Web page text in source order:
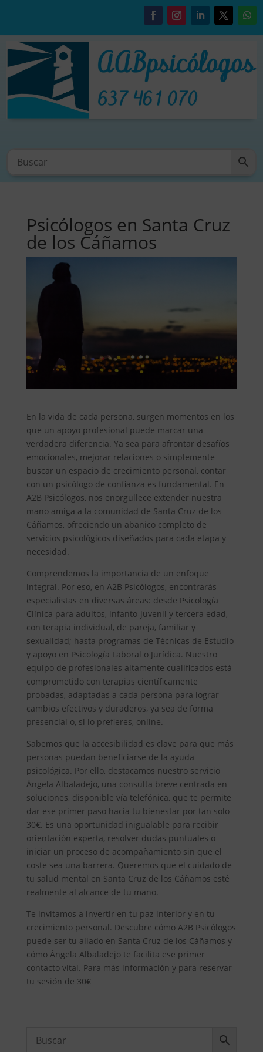
Psicólogos en Santa Cruz
de los Cáñamos
En la vida de cada persona, surgen momentos en los
que un apoyo profesional puede marcar una
verdadera diferencia. Ya sea para afrontar desafíos
emocionales, mejorar relaciones o simplemente
buscar un espacio de crecimiento personal, contar
con un psicólogo de confianza es fundamental. En
A2B Psicólogos, nos enorgullece extender nuestra
mano amiga a la comunidad de Santa Cruz de los
Cáñamos, ofreciendo un abanico completo de
servicios psicológicos diseñados para cada etapa y
necesidad.
Comprendemos la importancia de un enfoque
integral. Por eso, en A2B Psicólogos, encontrarás
especialistas en diversas áreas: desde Psicología
Clínica para adultos, infanto-juvenil y tercera edad,
con terapia individual, de pareja, familiar y
sexualidad; hasta programas de Técnicas de Estudio
y apoyo en Psicología Laboral o Jurídica. Nuestro
equipo de profesionales altamente cualificados está
comprometido con terapias científicamente
probadas, adaptadas a cada persona para lograr
cambios efectivos y duraderos, ya sea de forma
presencial o, si lo prefieres, online.
Sabemos que la accesibilidad es clave para que más
personas puedan beneficiarse de la ayuda
psicológica. Por ello, destacamos nuestro servicio
Ángela Albaladejo, una consulta breve centrada en
soluciones, disponible vía telefónica, que te permite
dar ese primer paso hacia tu bienestar por tan solo
30€. Es una oportunidad inigualable para recibir
orientación experta, resolver dudas puntuales o
iniciar un proceso de acompañamiento sin que el
coste sea una barrera. Queremos que el cuidado de
tu salud mental en Santa Cruz de los Cáñamos esté
realmente al alcance de tu mano.
Te invitamos a invertir en tu paz interior y en tu
crecimiento personal. Descubre cómo A2B Psicólogos
puede ser tu aliado en Santa Cruz de los Cáñamos y
cómo Ángela Albaladejo te facilita ese primer
contacto vital. Para más información y para reservar
tu sesión de 30€